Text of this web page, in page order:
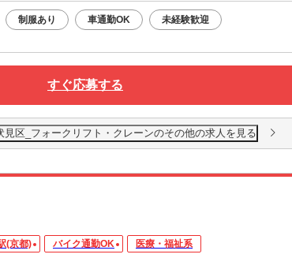
制服あり 車通勤OK 未経験歓迎
すぐ応募する
区_フォークリフト・クレーンのその他の求人を見る
(京都) バイク通勤OK 医療・福祉系